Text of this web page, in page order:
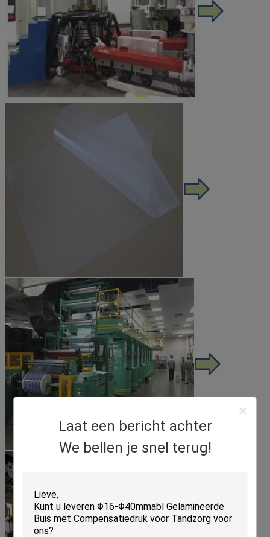
Laat een bericht achter
We bellen je snel terug!